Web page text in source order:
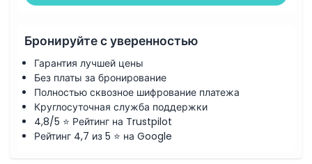
Бронируйте с уверенностью
Гарантия лучшей цены
Без платы за бронирование
Полностью сквозное шифрование платежа
Круглосуточная служба поддержки
4,8/5 ⭐ Рейтинг на Trustpilot
Рейтинг 4,7 из 5 ⭐ на Google